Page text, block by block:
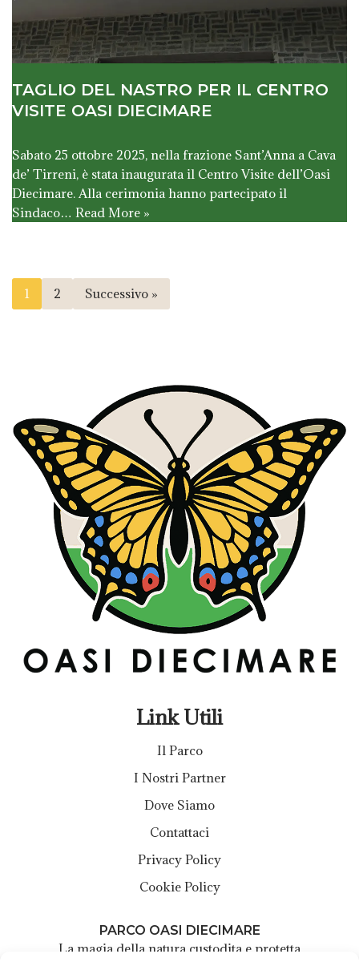
TAGLIO DEL NASTRO PER IL CENTRO
VISITE OASI DIECIMARE
Sabato 25 ottobre 2025, nella frazione Sant’Anna a Cava
de’ Tirreni, è stata inaugurata il Centro Visite dell’Oasi
Diecimare. Alla cerimonia hanno partecipato il
Sindaco… Read More »
1 2 Successivo »
Link Utili
Il Parco
I Nostri Partner
Dove Siamo
Contattaci
Privacy Policy
Cookie Policy
PARCO OASI DIECIMARE
La magia della natura custodita e protetta